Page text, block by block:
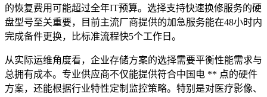
的恢复费用可能超过全年IT预算。选择支持快速换修服务的硬
盘型号至关重要，目前主流厂商提供的加急服务能在48小时内
完成备件更换，比标准流程快5个工作日。
从实际运维角度看，企业存储方案的选择需要平衡性能需求与
总拥有成本。专业供应商不仅能提供符合中国电 ** 点的硬件
方案，还能根据行业特性定制监控策略。特别是对医疗影像、